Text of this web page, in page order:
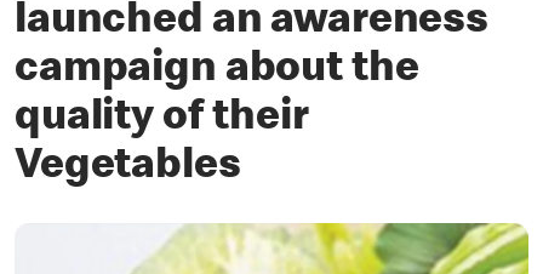
launched an awareness
campaign about the
quality of their
Vegetables